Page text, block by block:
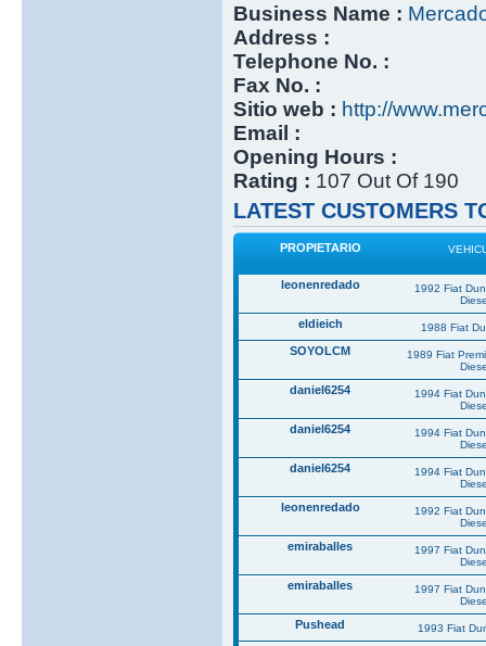
Business Name :
Address :
Telephone No. :
Fax No. :
Sitio web : http://
Email :
Opening Hours :
Rating : 107 Out Of 190
LATEST CUSTOMERS
PROPIETARIO
leonenredado
1992 Fiat
eldieich 1988 Fiat
SOYOLCM
1989 Fiat
daniel6254
1994 Fiat
daniel6254
1994 Fiat
daniel6254
1994 Fiat
leonenredado
1992 Fiat
emiraballes
1997 Fiat
emiraballes
1997 Fiat
Pushead 1993 Fiat